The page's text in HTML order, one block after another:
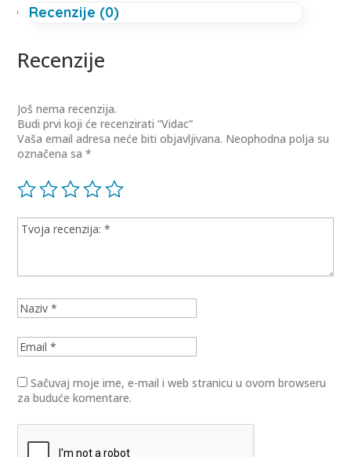
Recenzije (0)
Recenzije
Još nema recenzija.
Budi prvi koji će recenzirati “Vidac”
Vaša email adresa neće biti objavljivana. Neophodna polja su
označena sa*
Sačuvaj moje ime, e-mail i web stranicu u ovom browseru
za buduće komentare.